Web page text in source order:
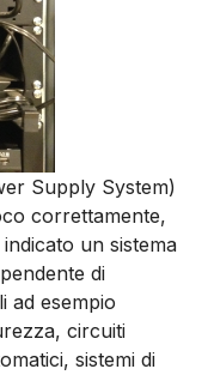
Supply System)
correttamente,
un sistema
di
ad esempio
circuiti
sistemi di